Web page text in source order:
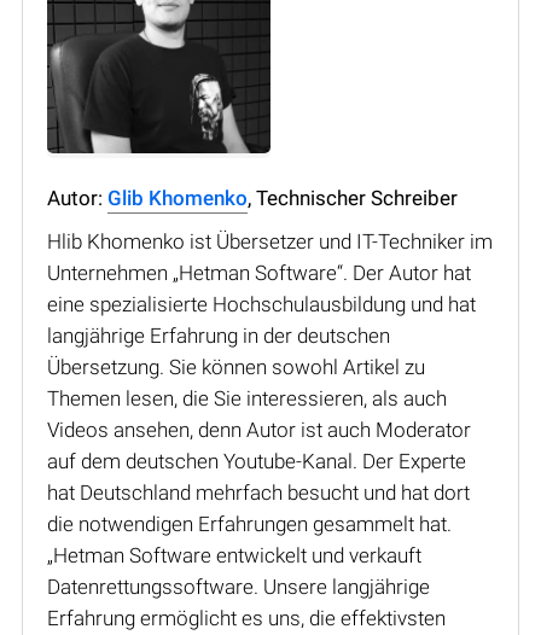
Autor: Glib Khomenko, Technischer Schreiber
Hlib Khomenko ist Übersetzer und IT-Techniker im
Unternehmen „Hetman Software“. Der Autor hat
eine spezialisierte Hochschulausbildung und hat
langjährige Erfahrung in der deutschen
Übersetzung. Sie können sowohl Artikel zu
Themen lesen, die Sie interessieren, als auch
Videos ansehen, denn Autor ist auch Moderator
auf dem deutschen Youtube-Kanal. Der Experte
hat Deutschland mehrfach besucht und hat dort
die notwendigen Erfahrungen gesammelt hat.
„Hetman Software entwickelt und verkauft
Datenrettungssoftware. Unsere langjährige
Erfahrung ermöglicht es uns, die effektivsten